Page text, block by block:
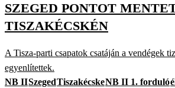
SZEGED PONTOT
TISZAKÉCSKÉN
A Tisza-parti csapatok csatáján a vendégek
egyenlítettek.
NB IISzegedTiszakécskeNB II 1. forduló